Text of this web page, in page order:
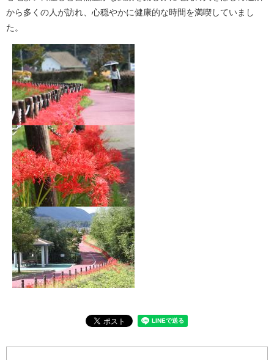
から多くの人が訪れ、心穏やかに健康的な時間を満喫していまし
た。